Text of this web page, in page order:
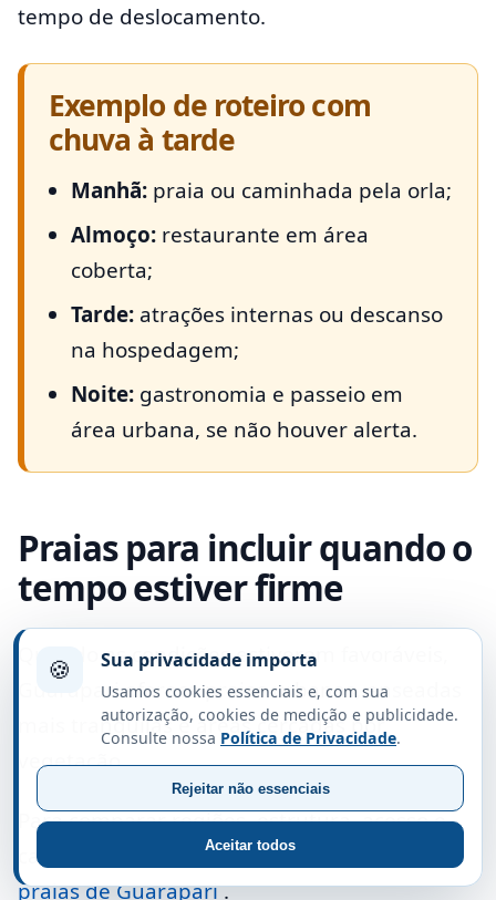
tempo de deslocamento.
Exemplo de roteiro com
chuva à tarde
Manhã: praia ou caminhada pela orla;
Almoço: restaurante em área
coberta;
Tarde: atrações internas ou descanso
na hospedagem;
Noite: gastronomia e passeio em
área urbana, se não houver alerta.
Praias para incluir quando o
tempo estiver firme
Quando as condições estiverem favoráveis,
Guarapari oferece praias urbanas, enseadas
mais tranquilas e áreas cercadas por
vegetação.
Para comparar regiões, estrutura, acesso e
características do mar, consulte o guia de
praias de Guarapari.
🍪 Sua privacidade importa
Usamos cookies essenciais e, com sua
autorização, cookies de medição e publicidade.
Consulte nossa Política de Privacidade.
Aceitar todos
Rejeitar não essenciais